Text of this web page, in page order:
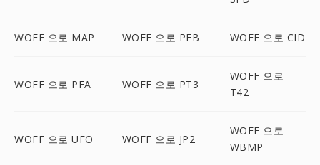
WOFF 으로 MAP WOFF 으로 PFB WOFF 으로 CID
WOFF 으로 PFA WOFF 으로 PT3
WOFF 으로
T42
WOFF 으로 UFO WOFF 으로 JP2
WOFF 으로
WBMP